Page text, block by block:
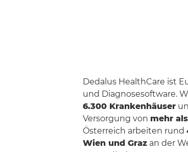
Dedalus HealthCare ist
und Diagnosesoftware.
6.300 Krankenhäuser
Versorgung von mehr
Österreich arbeiten rund
Wien und Graz an der